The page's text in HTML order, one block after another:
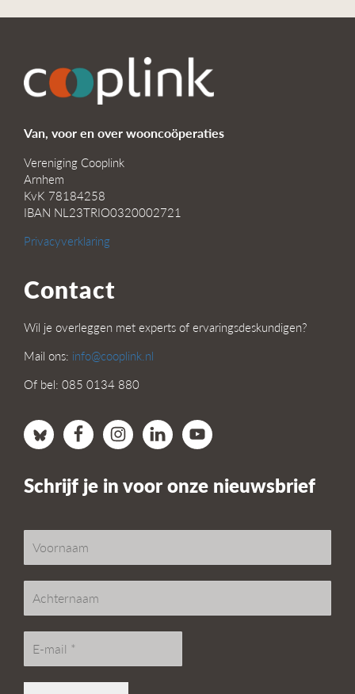
Van, voor en over wooncoöperaties
Vereniging Cooplink
Arnhem
KvK 78184258
IBAN NL23TRIO0320002721
Privacyverklaring
Contact
Wil je overleggen met experts of ervaringsdeskundigen?
Mail ons: info@cooplink.nl
Of bel: 085 0134 880
Schrijf je in voor onze nieuwsbrief